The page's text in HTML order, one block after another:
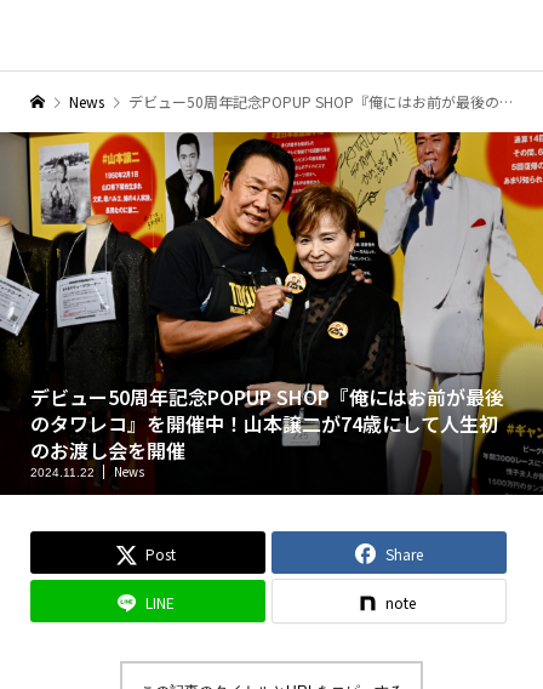
News デビュー50周年記念POPUP SHOP『俺にはお前が最後のタワレコ』を開催中！山本譲二が74歳にして人生初のお渡し会を開催
デビュー50周年記念POPUP SHOP『俺にはお前が最後
のタワレコ』を開催中！山本譲二が74歳にして人生初
のお渡し会を開催
2024.11.22 News
Post Share
LINE note